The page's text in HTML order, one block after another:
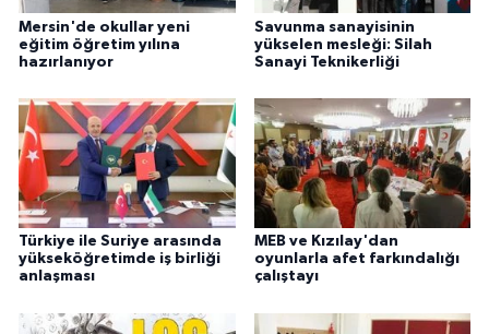
Mersin'de okullar yeni
eğitim öğretim yılına
hazırlanıyor
Savunma sanayisinin
yükselen mesleği: Silah
Sanayi Teknikerliği
Türkiye ile Suriye arasında
yükseköğretimde iş birliği
anlaşması
MEB ve Kızılay'dan
oyunlarla afet farkındalığı
çalıştayı